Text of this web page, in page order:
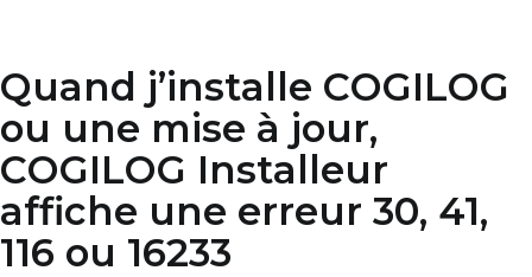
Quand j’installe COGILOG
ou une mise à jour,
COGILOG Installeur
affiche une erreur 30, 41,
116 ou 16233